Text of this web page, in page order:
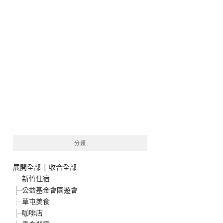
分類
展開全部 | 收合全部
新竹住宿
公益基金會園遊會
草屯美食
咖啡店